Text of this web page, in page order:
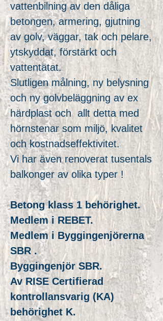
vattenbilning av den dåliga
betongen, armering, gjutning
av golv, väggar, tak och pelare,
ytskyddat, förstärkt och
vattentätat.
Slutligen målning, ny belysning
och ny golvbeläggning av ex
härdplast och allt detta med
hörnstenar som miljö, kvalitet
och kostnadseffektivitet.
Vi har även renoverat tusentals
balkonger av olika typer !
Betong klass 1 behörighet.
Medlem i REBET.
Medlem i Byggingenjörerna
SBR .
Byggingenjör SBR.
Av RISE Certifierad
kontrollansvarig (KA)
behörighet K.